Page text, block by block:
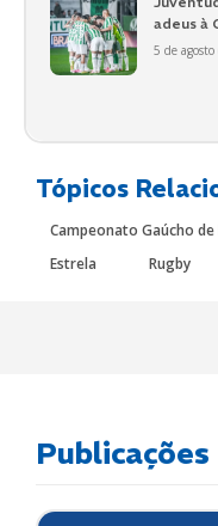
adeus à
5 de
Tópicos
Campeonato Gaúcho de
Estrela
Rugby